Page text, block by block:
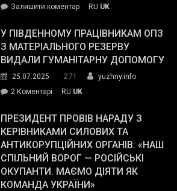
Залишити коментарon
завойовує
симпатії
виборців
The
Street
Journal.
RU UK
У ПІВДЕННОМУ ПРАЦІВНИКАМ ОПЗ
З МАТЕРІАЛЬНОГО РЕЗЕРВУ
ВИДАЛИ ГУМАНІТАРНУ ДОПОМОГУ
25.07.2025 271
yuzhny.info
2 Коментарі
Південному
працівникам
ОПЗ
з
матеріального
резерву
RU UK
ПРЕЗИДЕНТ ПРОВІВ НАРАДУ З
КЕРІВНИКАМИ СИЛОВИХ ТА
АНТИКОРУПЦІЙНИХ ОРГАНІВ: «НАШ
СПІЛЬНИЙ ВОРОГ — РОСІЙСЬКІ
ОКУПАНТИ. МАЄМО ДІЯТИ ЯК
КОМАНДА УКРАЇНИ»